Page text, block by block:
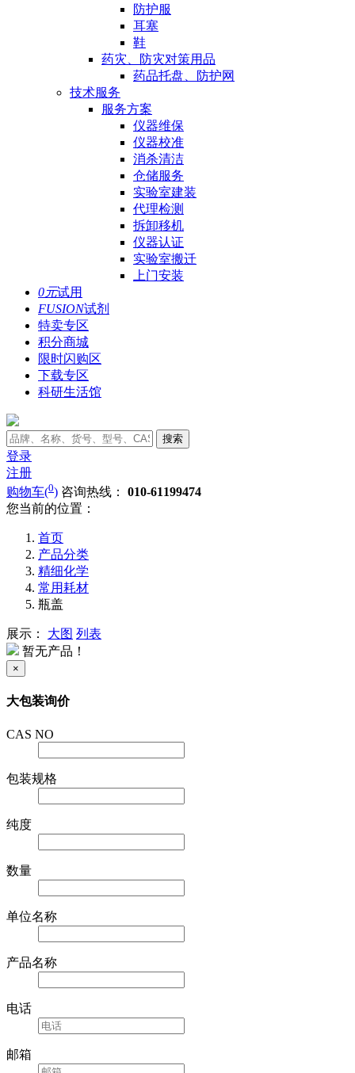
防护服
耳塞
鞋
药灾、防灾对策用品
药品托盘、防护网
技术服务
服务方案
仪器维保
仪器校准
消杀清洁
仓储服务
实验室建装
代理检测
拆卸移机
仪器认证
实验室搬迁
上门安装
0元试用
FUSION试剂
特卖专区
积分商城
限时闪购区
下载专区
科研生活馆
搜索
登录
注册
购物车(0) 咨询热线： 010-61199474
您当前的位置：
首页
产品分类
精细化学
常用耗材
瓶盖
展示： 大图 列表
暂无产品！
×
大包装询价
CAS NO
包装规格
纯度
数量
单位名称
产品名称
电话
邮箱